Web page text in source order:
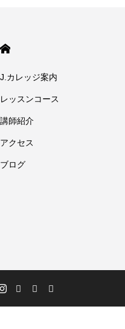
J.カレッジ案内
レッスンコース
講師紹介
アクセス
ブログ